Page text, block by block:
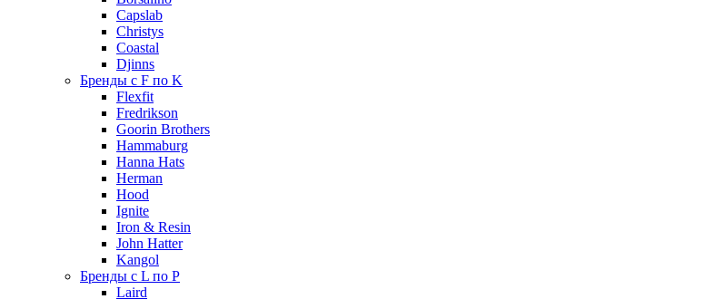
Capslab
Christys
Coastal
Djinns
Бренды с F по K
Flexfit
Fredrikson
Goorin Brothers
Hammaburg
Hanna Hats
Herman
Hood
Ignite
Iron & Resin
John Hatter
Kangol
Бренды с L по P
Laird